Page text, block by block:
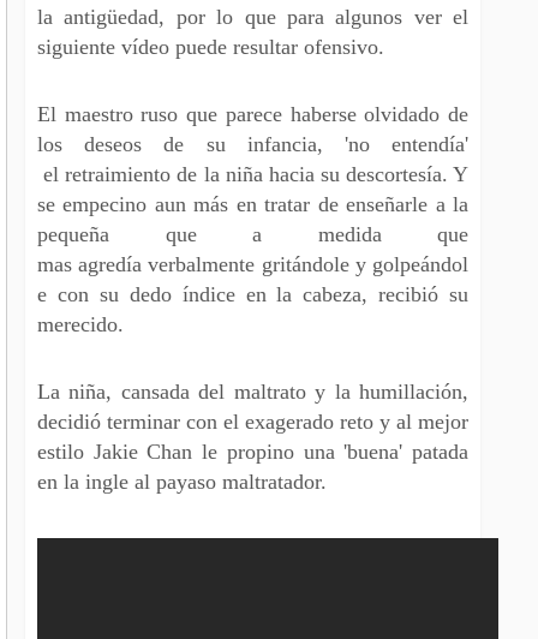
la antigüedad, por lo que para algunos ver el
siguiente vídeo puede resultar ofensivo.
El maestro ruso que parece haberse olvidado de
los deseos de su infancia, 'no entendía'
el retraimiento de la niña hacia su descortesía. Y
se empecino aun más en tratar de enseñarle a la
pequeña que a medida que
mas agredía verbalmente gritándole y golpeándol
e con su dedo índice en la cabeza, recibió su
merecido.
La niña, cansada del maltrato y la humillación,
decidió terminar con el exagerado reto y al mejor
estilo Jakie Chan le propino una 'buena' patada
en la ingle al payaso maltratador.